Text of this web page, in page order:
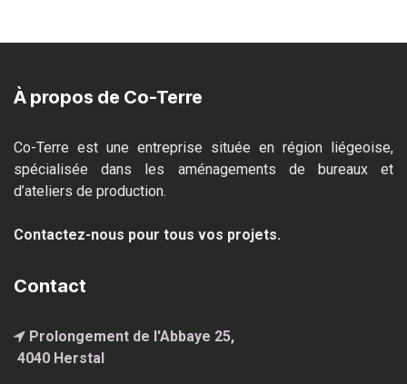
À propos de Co-Terre
Co-Terre est une entreprise située en région liégeoise,
spécialisée dans les aménagements de bureaux et
d’ateliers de production.
Contactez-nous pour tous vos projets.
Contact
Prolongement de l'Abbaye 25,
4040 Herstal